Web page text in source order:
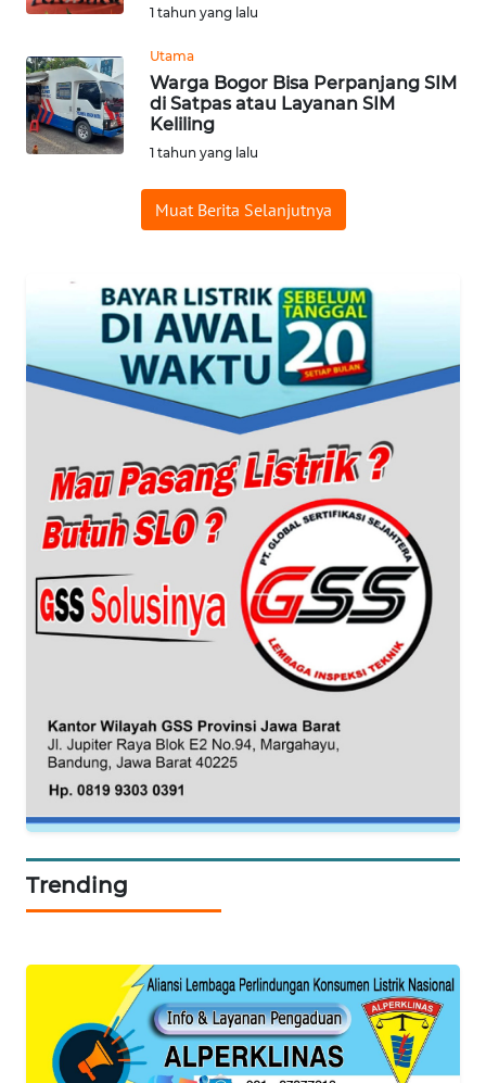
1 tahun yang lalu
Utama
Warga Bogor Bisa Perpanjang SIM
di Satpas atau Layanan SIM
Keliling
1 tahun yang lalu
Muat Berita Selanjutnya
Trending
TV
WAHANANEWS
ID
NET
SPORT
WAHANA
SELEB
WAHANA
PERSONA
WAHANA
HEALTH
WAHANA
DESA
WISATA
WAHANA
Network